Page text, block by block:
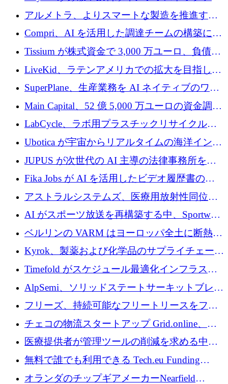
プラットフォームを拡張するために 242 万ユ
ーロを調達
アルメトラ、よりスマートな製造を推進する
ためにシリーズ A で 1,630 万ユーロを確保
Compri、AI を活用した調達チームの構築に
320 万ユーロを確保
Tissium が株式資金で 3,000 万ユーロ、負債で
3,000 万ユーロを調達
LiveKid、ラテンアメリカでの拡大を目指して
Aldea を買収
SuperPlane、生産業務を AI ネイティブのワー
クフロー層に変えるために 260 万ドルを確保
Main Capital、52 億 5,000 万ユーロの資金調達
でエンタープライズ ソフトウェアの開発を倍
LabCycle、ラボ用プラスチックリサイクルシ
ステムを商業化し、焼却廃棄物を削減するた
めに43万ポンドを確保
Ubotica が宇宙からリアルタイムの海洋インテ
リジェンスを拡張するために 1,100 万ドルを
JUPUS が次世代の AI 主導の法律事務所を強
化するために 1,300 万ユーロを調達
Fika Jobs が AI を活用したビデオ履歴書のた
めに 400 万ドルを調達
アストラルシステムズ、医療用放射性同位元
素の世界的な不足に対処するために2,300万ポ
ンドを調達
AI がスポーツ放送を再構築する中、Sportway
が 2,000 万ユーロを調達
ベルリンの VARM はヨーロッパ全土に断熱材
を拡張するために 1,750 万ユーロを投資
Kyrok、製薬および化学品のサプライチェーン
に AI を導入するために 310 万ユーロを確保
Timefold がスケジュール最適化インフラスト
ラクチャを拡張するためにシリーズ A で
1,300 万ドルを調達
AlpSemi、ソリッドステートサーキットブレー
カー技術の進歩のために1,700万ユーロを調達
フリーズ、持続可能なフリートリースをフラ
ンス全土に拡大するために1,300万ユーロを確
保
チェコの物流スタートアップ Grid.online、配
送量が 1 年で 10 倍に増加し、400 万ユーロの
医療提供者が管理ツールの削減を求める中、
a16z が Prosper AI を 3,000 万ドルで支援
無料で誰でも利用できる Tech.eu Funding
Explorer のご紹介
オランダのチップギアメーカーNearfield